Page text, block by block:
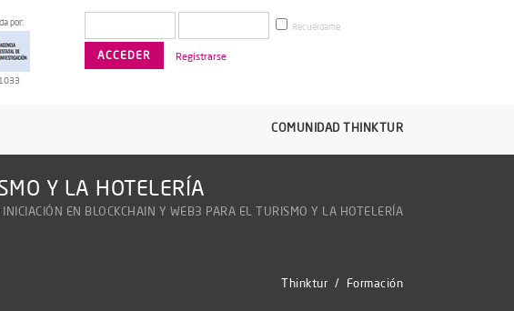
por: Recuérdame
Registrarse
COMUNIDAD THINKTUR
Y LA HOTELERÍA
INICIACIÓN EN BLOCKCHAIN Y WEB3 PARA EL TURISMO Y LA HOTELERÍA
Thinktur / Formación